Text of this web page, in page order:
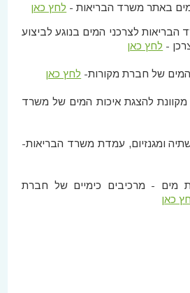
באתר משרד הבריאות - לחץ כאן
הבריאות לצרכני המים בנוגע לביצוע
- לחץ כאן
המים של חברת מקורות- לחץ כאן
להצגת איכות המים של משרד
ומגנזיום, עמדת משרד הבריאות-
מים - מרכיבים כימיים של חברת
כאן